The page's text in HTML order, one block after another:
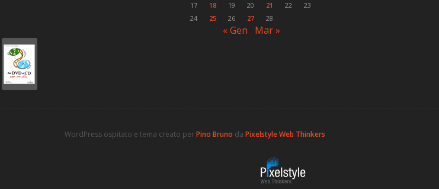
17
18 19 20 21 22
23
24
25 26 27 28
« Gen Mar »
WordPress ospitato e tema creato perPino Bruno da Pixelstyle Web Thinkers